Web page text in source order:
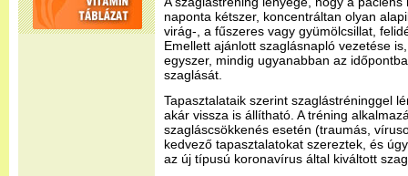
naponta kétszer, koncentráltan olyan
virág-, a fűszeres vagy gyümölcsillat,
Emellett ajánlott szaglásnapló vezetése
egyszer, mindig ugyanabban az
szaglását.
Tapasztalataik szerint szaglástréninggel
akár vissza is állítható. A tréning
szagláscsökkenés esetén (traumás,
kedvező tapasztalatokat szereztek, és
az új típusú koronavírus által kiváltott